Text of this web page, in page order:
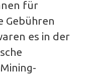
für
Gebühren
es in der